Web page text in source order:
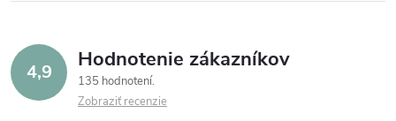
4,9 Hodnotenie zákazníkov
135 hodnotení
Zobraziť recenzie